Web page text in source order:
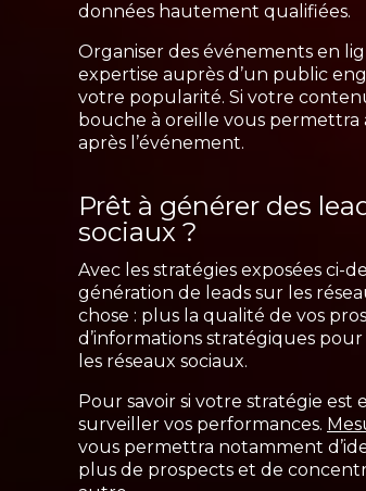
données hautement qualifiées.
Organiser des événements en
expertise auprès d’un public
votre popularité. Si votre
bouche à oreille vous permettra
après l’événement.
Prêt à générer des
sociaux ?
Avec les stratégies exposées ci-
génération de leads sur les
chose : plus la qualité de vos
d’informations stratégiques
les réseaux sociaux.
Pour savoir si votre stratégie est
surveiller vos performances.
vous permettra notamment
plus de prospects et de